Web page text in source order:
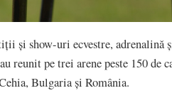
și show-uri ecvestre, adrenalină
reunit pe trei arene peste 150 de
Bulgaria și România.